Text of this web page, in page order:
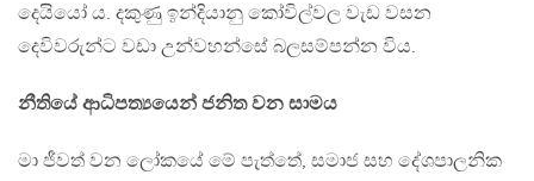
දෙයියෝ ය. දකුණු ඉන්දියානු කෝවිල්වල වැඩ වසන
දෙවිවරුන්ට වඩා උන්වහන්සේ බලසම්පන්න විය.
නීතියේ ආධිපත්‍යයෙන් ජනිත වන සාමය
මා ජීවත් වන ලෝකයේ මේ පැත්තේ, සමාජ සහ දේශපාලනික